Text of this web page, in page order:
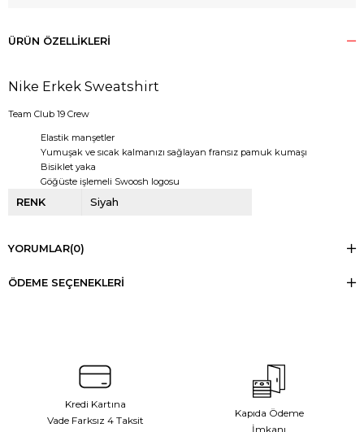
ÜRÜN ÖZELLIKLERI
Nike Erkek Sweatshirt
Team Club 19 Crew
Elastik manşetler
Yumuşak ve sıcak kalmanızı sağlayan fransız pamuk kumaşı
Bisiklet yaka
Göğüste işlemeli Swoosh logosu
RENK Siyah
YORUMLAR(0)
ÖDEME SEÇENEKLERI
Kredi Kartına
Vade Farksız 4 Taksit
Kapıda Ödeme
İmkanı